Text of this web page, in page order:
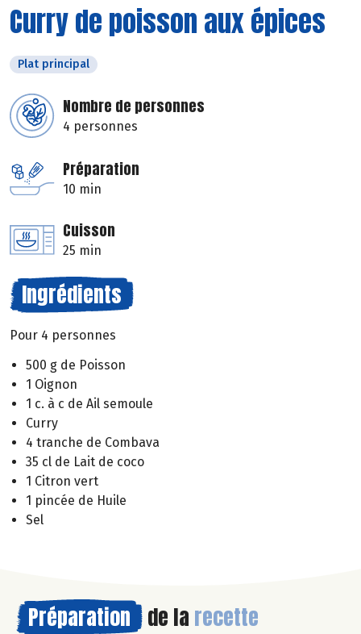
Curry de poisson aux épices
Plat principal
Nombre de personnes
4 personnes
Préparation
10 min
Cuisson
25 min
Ingrédients
Pour 4 personnes
500 g de Poisson
1 Oignon
1 c. à c de Ail semoule
Curry
4 tranche de Combava
35 cl de Lait de coco
1 Citron vert
1 pincée de Huile
Sel
Préparation de la recette